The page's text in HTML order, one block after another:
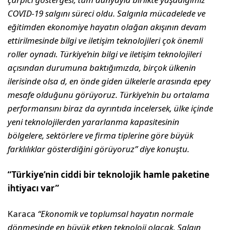
COVID-19 salgını süreci oldu. Salgınla mücadelede ve
eğitimden ekonomiye hayatın olağan akışının devam
ettirilmesinde bilgi ve iletişim teknolojileri çok önemli
roller oynadı. Türkiye’nin bilgi ve iletişim teknolojileri
açısından durumuna baktığımızda, birçok ülkenin
ilerisinde olsa d, en önde giden ülkelerle arasında epey
mesafe olduğunu görüyoruz. Türkiye’nin bu ortalama
performansını biraz da ayrıntıda incelersek, ülke içinde
yeni teknolojilerden yararlanma kapasitesinin
bölgelere, sektörlere ve firma tiplerine göre büyük
farklılıklar gösterdiğini görüyoruz” diye konuştu.
“Türkiye’nin ciddi bir teknolojik hamle paketine
ihtiyacı var”
Karaca “Ekonomik ve toplumsal hayatın normale
dönmesinde en büyük etken teknoloji olacak. Salgın